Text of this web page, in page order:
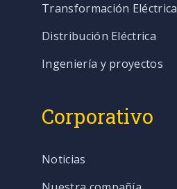
Transformación Eléctrica
Distribución Eléctrica
Ingeniería y proyectos
Corporativo
Noticias